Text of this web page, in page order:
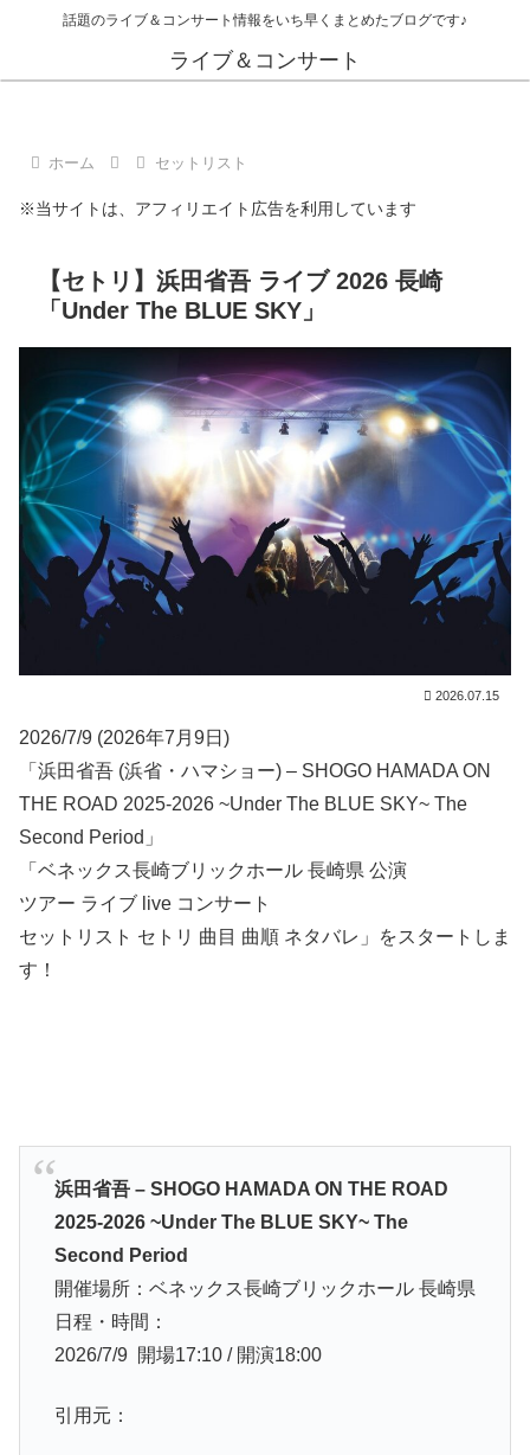
話題のライブ＆コンサート情報をいち早くまとめたブログです♪
ライブ＆コンサート
ホーム セットリスト
※当サイトは、アフィリエイト広告を利用しています
【セトリ】浜田省吾 ライブ 2026 長崎
「Under The BLUE SKY」
2026.07.15
2026/7/9 (2026年7月9日)
「浜田省吾 (浜省・ハマショー) – SHOGO HAMADA ON
THE ROAD 2025-2026 ~Under The BLUE SKY~ The
Second Period」
「ベネックス長崎ブリックホール 長崎県 公演
ツアー ライブ live コンサート
セットリスト セトリ 曲目 曲順 ネタバレ」をスタートしま
す！
浜田省吾 – SHOGO HAMADA ON THE ROAD
2025-2026 ~Under The BLUE SKY~ The
Second Period
開催場所：ベネックス長崎ブリックホール 長崎県
日程・時間：
2026/7/9 開場17:10 / 開演18:00
引用元：